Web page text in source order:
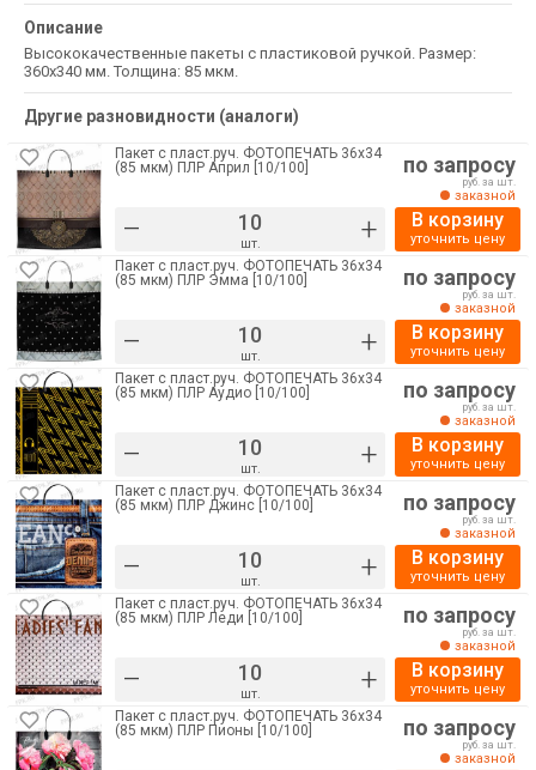
Описание
Высококачественные пакеты с пластиковой ручкой. Размер:
360х340 мм. Толщина: 85 мкм.
Другие разновидности (аналоги)
Пакет с пласт.руч. ФОТОПЕЧАТЬ 36х34
(85 мкм) ПЛР Април [10/100]
– шт. +
по запросу
руб. за шт.
заказной
В корзину
уточнить цену
Пакет с пласт.руч. ФОТОПЕЧАТЬ 36х34
(85 мкм) ПЛР Эмма [10/100]
– шт. +
по запросу
руб. за шт.
заказной
В корзину
уточнить цену
Пакет с пласт.руч. ФОТОПЕЧАТЬ 36х34
(85 мкм) ПЛР Аудио [10/100]
– шт. +
по запросу
руб. за шт.
заказной
В корзину
уточнить цену
Пакет с пласт.руч. ФОТОПЕЧАТЬ 36х34
(85 мкм) ПЛР Джинс [10/100]
– шт. +
по запросу
руб. за шт.
заказной
В корзину
уточнить цену
Пакет с пласт.руч. ФОТОПЕЧАТЬ 36х34
(85 мкм) ПЛР Леди [10/100]
– шт. +
по запросу
руб. за шт.
заказной
В корзину
уточнить цену
Пакет с пласт.руч. ФОТОПЕЧАТЬ 36х34
(85 мкм) ПЛР Пионы [10/100]
по запросу
руб. за шт.
заказной